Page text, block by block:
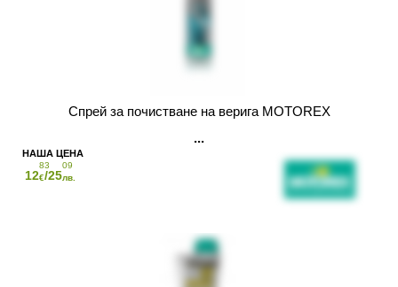
Спрей за почистване на верига MOTOREX
12
83
€/25
09
лв.